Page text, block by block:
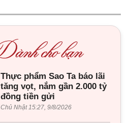
Thực phẩm Sao Ta báo lãi
tăng vọt, nắm gần 2.000 tỷ
đồng tiền gửi
Chủ Nhật 15:27, 9/8/2026